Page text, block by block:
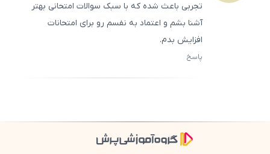
تجربی باعث شده که با سبک سوالات امتحانی بهتر
آشنا بشم و اعتماد به نفسم رو برای امتحانات
افزایش بدم.
پاسخ